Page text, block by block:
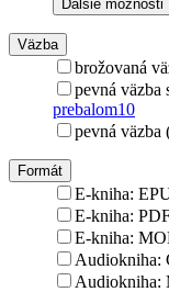
Ďalšie možnosti
Väzba
brožovaná
pevná väzba
prebalom10
pevná väzba
Formát
E-kniha:
E-kniha:
E-kniha:
Audiokniha:
Audiokniha: